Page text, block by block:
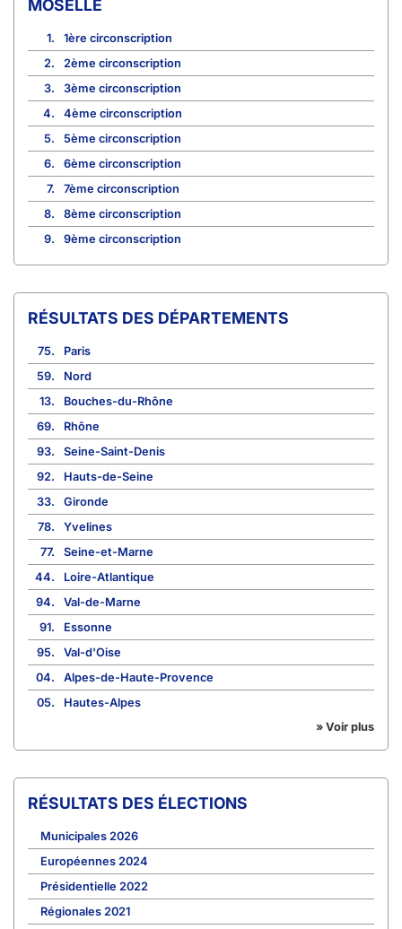
MOSELLE
1.
1ère circonscription
2.
2ème circonscription
3.
3ème circonscription
4.
4ème circonscription
5.
5ème circonscription
6.
6ème circonscription
7.
7ème circonscription
8.
8ème circonscription
9.
9ème circonscription
RÉSULTATS DES DÉPARTEMENTS
75.
Paris
59.
Nord
13.
Bouches-du-Rhône
69.
Rhône
93.
Seine-Saint-Denis
92.
Hauts-de-Seine
33.
Gironde
78.
Yvelines
77.
Seine-et-Marne
44.
Loire-Atlantique
94.
Val-de-Marne
91.
Essonne
95.
Val-d'Oise
04.
Alpes-de-Haute-Provence
05.
Hautes-Alpes
» Voir plus
RÉSULTATS DES ÉLECTIONS
Municipales 2026
Européennes 2024
Présidentielle 2022
Régionales 2021